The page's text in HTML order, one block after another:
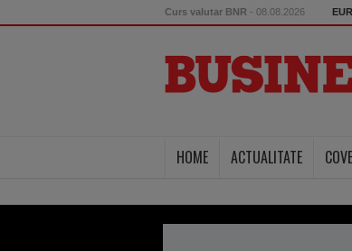
Curs valutar BNR - 08.08.2026 EUR
HOME ACTUALITATE